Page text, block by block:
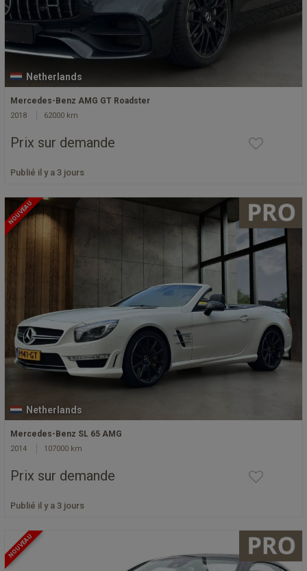
Netherlands
Mercedes-Benz AMG GT Roadster
2018 62000 km
Prix sur demande
Publié il y a 3 jours
NOUVEAU
Netherlands
Mercedes-Benz SL 65 AMG
2014 107000 km
Prix sur demande
Publié il y a 3 jours
NOUVEAU